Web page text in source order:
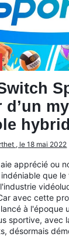
d’un
, le 18 mai 2022
apprécié ou
que
avec cette
à l'époque
sportive, avec
désormais